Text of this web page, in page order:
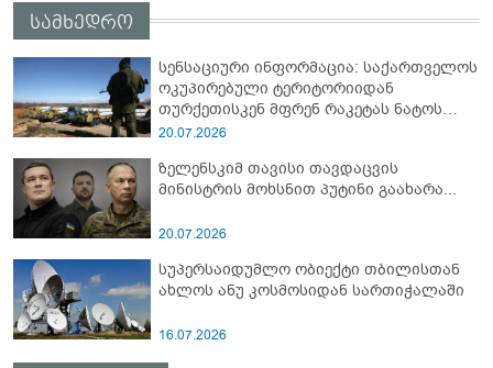
სამხედრო
სენსაციური ინფორმაცია: საქართველოს
ოკუპირებული ტერიტორიიდან
თურქეთისკენ მფრენ რაკეტას ნატოს
სამიტი კინაღამ ჩაუშლია
20.07.2026
ზელენსკიმ თავისი თავდაცვის
მინისტრის მოხსნით პუტინი გაახარა...
20.07.2026
სუპერსაიდუმლო ობიექტი თბილისთან
ახლოს ანუ კოსმოსიდან სართიჭალაში
16.07.2026